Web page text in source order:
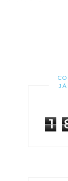
1